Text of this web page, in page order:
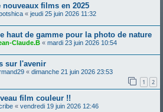
films en 2025
« jeudi 25 juin 2026 11:32
haut de gamme pour la photo de nature
Claude.B « mardi 23 juin 2026 10:54
sur l'avenir
« dimanche 21 juin 2026 23:53
1 2
film couleur !!
« vendredi 19 juin 2026 12:46